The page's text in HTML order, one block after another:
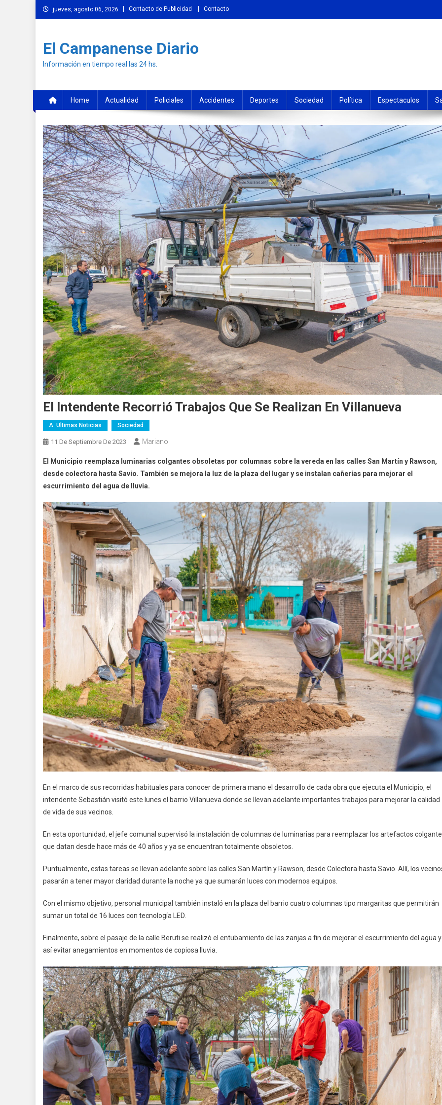
Skip
to
jueves, agosto 06, 2026 Contacto de Publicidad Contacto
El Campanense Diario
Información en tiempo real las 24 hs.
Home Actualidad Policiales Accidentes Deportes Sociedad Política Espectaculos
El Intendente Recorrió Trabajos Que Se Realizan En Villanueva
A. Ultimas Noticias Sociedad
11 De Septiembre De 2023 Mariano
El Municipio reemplaza luminarias colgantes obsoletas por columnas sobre la vereda en las calles San Martín y Rawson,
desde colectora hasta Savio. También se mejora la luz de la plaza del lugar y se instalan cañerías para mejorar el
escurrimiento del agua de lluvia.
En el marco de sus recorridas habituales para conocer de primera mano el desarrollo de cada obra que ejecuta el Municipio, el
intendente Sebastián visitó este lunes el barrio Villanueva donde se llevan adelante importantes trabajos para mejorar la calidad
de vida de sus vecinos.
En esta oportunidad, el jefe comunal supervisó la instalación de columnas de luminarias para reemplazar los artefactos
que datan desde hace más de 40 años y ya se encuentran totalmente obsoletos.
Puntualmente, estas tareas se llevan adelante sobre las calles San Martín y Rawson, desde Colectora hasta Savio. Allí, los
pasarán a tener mayor claridad durante la noche ya que sumarán luces con modernos equipos.
Con el mismo objetivo, personal municipal también instaló en la plaza del barrio cuatro columnas tipo margaritas que permitirán
sumar un total de 16 luces con tecnología LED.
Finalmente, sobre el pasaje de la calle Beruti se realizó el entubamiento de las zanjas a fin de mejorar el escurrimiento del agua y
así evitar anegamientos en momentos de copiosa lluvia.